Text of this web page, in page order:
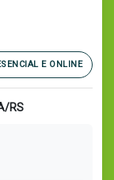
E ONLINE
RS